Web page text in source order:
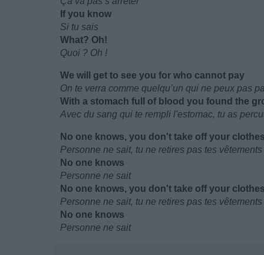
If you know
Si tu sais
What? Oh!
Quoi ? Oh !
We will get to see you for who cannot pay
On te verra comme quelqu’un qui ne peux pas
With a stomach full of blood you found the
Avec du sang qui te rempli l'estomac, tu as
No one knows, you don't take off your clothes
Personne ne sait, tu ne retires pas tes vêtements
No one knows
Personne ne sait
No one knows, you don't take off your clothes
Personne ne sait, tu ne retires pas tes vêtements
No one knows
Personne ne sait